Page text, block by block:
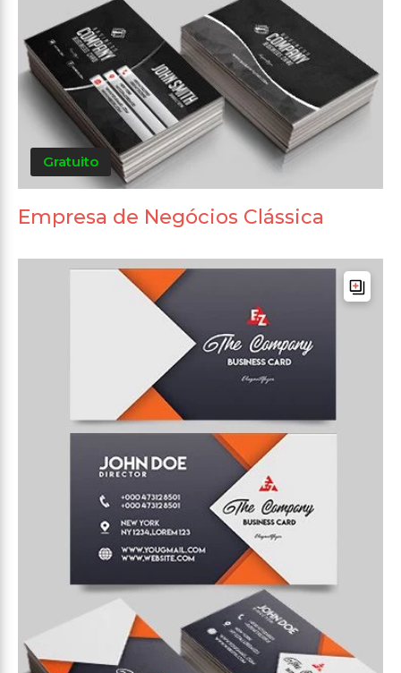
Gratuito
Empresa de Negócios Clássica